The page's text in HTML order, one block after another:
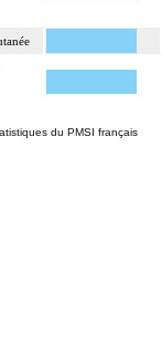
du PMSI français